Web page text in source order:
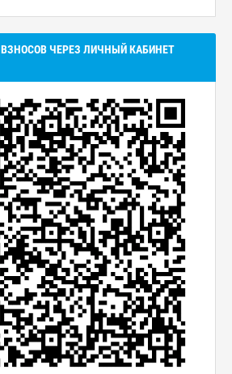
ЧЕРЕЗ ЛИЧНЫЙ КАБИНЕТ